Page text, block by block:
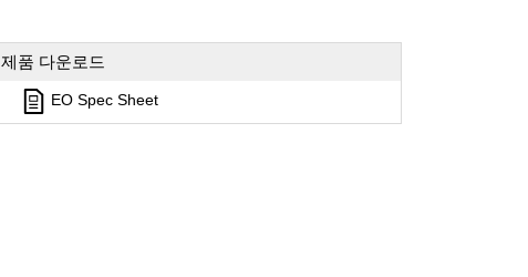
제품 다운로드
EO Spec Sheet